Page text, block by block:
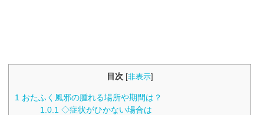
目次 [非表示]
1 おたふく風邪の腫れる場所や期間は？
1.0.1 ◇症状がひかない場合は